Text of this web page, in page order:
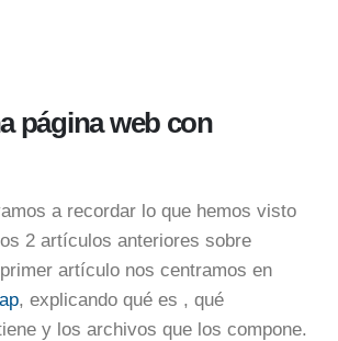
página web con
a recordar lo que hemos visto
2 artículos anteriores sobre
artículo nos centramos en
, explicando qué es , qué
y los archivos que los compone.